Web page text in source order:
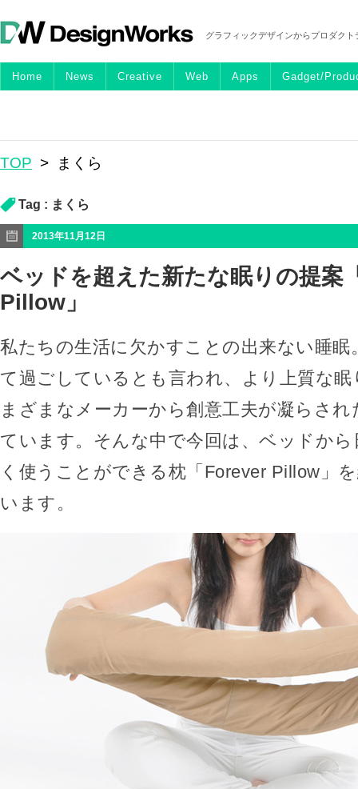
グラフィックデザインからプロダク
Home News Creative Web Apps Gadget/
TOP > まくら
Tag : まくら
2013年11月12日
ベッドを超えた新たな眠りの提案
Pillow」
私たちの生活に欠かすことの出来ない睡眠
て過ごしているとも言われ、より上質な
まざまなメーカーから創意工夫が凝らさ
ています。そんな中で今回は、ベッドから
く使うことができる枕「Forever Pillow」
います。